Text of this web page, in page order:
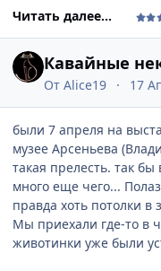
интернет. Для меня
значение. мозг
надпись под иконкой
документами.
тем более что на фоне
ребристо-красновато-
обоины подчас
убила бы нах..
Вот, выговорилась...
полчаса разыскивала
лежит на рабочем
не ткнула в одной ей
пропускала.
Читать далее...
Кавайные
От Alice19 17
были 7 апреля на выставке кошек, выставка проходила в
музее Арсеньева
такая прелесть. так
много еще чего...
правда хоть потолки
Мы приехали где-то в
животинки уже были